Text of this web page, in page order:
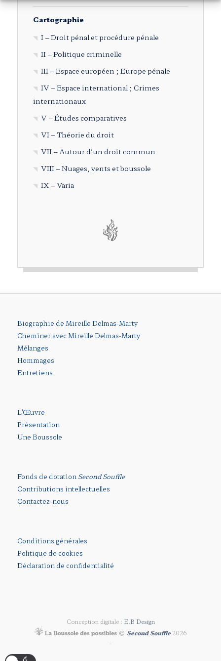
Cartographie
I – Droit pénal et procédure pénale
II – Politique criminelle
III – Espace européen ; Europe pénale
IV – Espace international ; Crimes
internationaux
V – Études comparatives
VI – Théorie du droit
VII – Autour d’un droit commun
VIII – Nuages, vents et boussole
IX – Varia
Biographie de Mireille Delmas-Marty
Cheminer avec Mireille Delmas-Marty
Mélanges
Hommages
Entretiens
L’Œuvre
Présentation
Une Boussole
Fonds de dotationSecond Souffle
Contributions intellectuelles
Contactez-nous
Conditions générales
Politique de cookies
Déclaration de confidentialité
Conception digitale : E.B Design
© Second Souffle2026